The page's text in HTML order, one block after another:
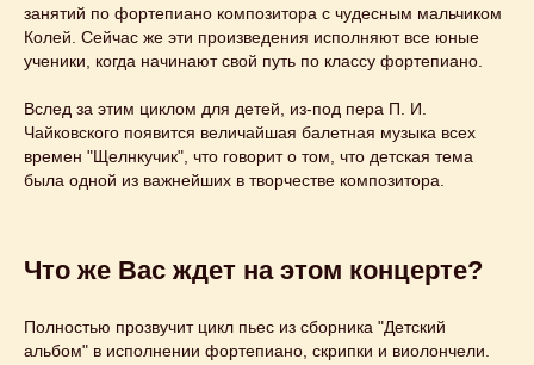
занятий по фортепиано композитора с чудесным мальчиком
Колей. Сейчас же эти произведения исполняют все юные
ученики, когда начинают свой путь по классу фортепиано.
Вслед за этим циклом для детей, из-под пера П. И.
Чайковского появится величайшая балетная музыка всех
времен "Щелнкучик", что говорит о том, что детская тема
была одной из важнейших в творчестве композитора.
Что же Вас ждет на этом концерте?
Полностью прозвучит цикл пьес из сборника "Детский
альбом" в исполнении фортепиано, скрипки и виолончели.